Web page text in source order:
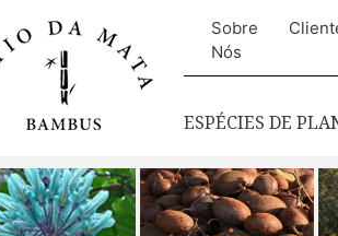
Sobre
Nós
ESPÉCIES DE